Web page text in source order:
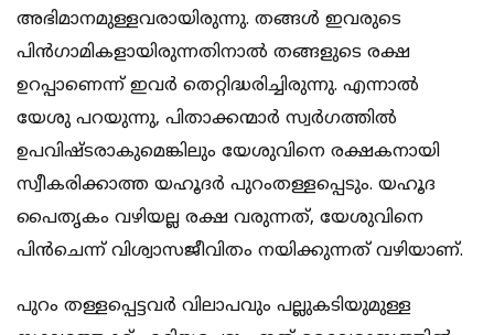
അഭിമാനമുള്ളവരായിരുന്നു. തങ്ങള്‍ ഇവരുടെ
പിന്‍ഗാമികളായിരുന്നതിനാല്‍ തങ്ങളുടെ രക്ഷ
ഉറപ്പാണെന്ന് ഇവര്‍ തെറ്റിദ്ധരിച്ചിരുന്നു. എന്നാല്‍
യേശു പറയുന്നു, പിതാക്കന്മാര്‍ സ്വര്‍ഗത്തില്‍
ഉപവിഷ്ടരാകുമെങ്കിലും യേശുവിനെ രക്ഷകനായി
സ്വീകരിക്കാത്ത യഹൂദര്‍ പുറംതള്ളപ്പെടും. യഹൂദ
പൈതൃകം വഴിയല്ല രക്ഷ വരുന്നത്, യേശുവിനെ
പിന്‍ചെന്ന് വിശ്വാസജീവിതം നയിക്കുന്നത് വഴിയാണ്.
പുറം തള്ളപ്പെട്ടവര്‍ വിലാപവും പല്ലുകടിയുമുള്ള